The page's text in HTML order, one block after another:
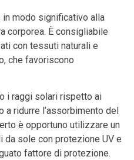
in modo significativo alla
corporea. È consigliabile
con tessuti naturali e
che favoriscono
i raggi solari rispetto ai
ridurre l’assorbimento del
è opportuno utilizzare un
da sole con protezione UV e
fattore di protezione.